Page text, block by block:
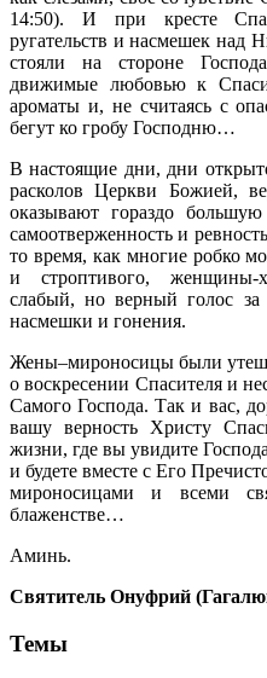
14:50). И при кресте
ругательств и насмешек
стояли на стороне
движимые любовью к
ароматы и, не считаясь с
бегут ко гробу Господню…
В настоящие дни, дни
расколов Церкви Божией,
оказывают гораздо
самоотверженность и
то время, как многие робко
и строптивого, женщины-
слабый, но верный голос
насмешки и гонения.
Жены–мироносицы были
о воскресении Спасителя и
Самого Господа. Так и вас,
вашу верность Христу
жизни, где вы увидите
и будете вместе с Его
мироносицами и всеми
блаженстве…
Аминь.
Святитель Онуфрий
Темы